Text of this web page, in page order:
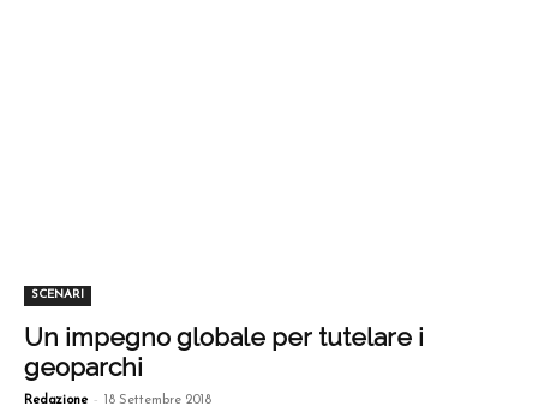
SCENARI
Un impegno globale per tutelare i
geoparchi
Redazione - 18 Settembre 2018